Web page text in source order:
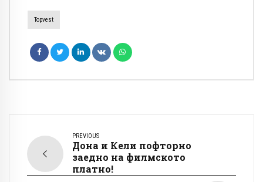
Topvest
PREVIOUS
Дона и Кели пофторно
заедно на филмското
платно!